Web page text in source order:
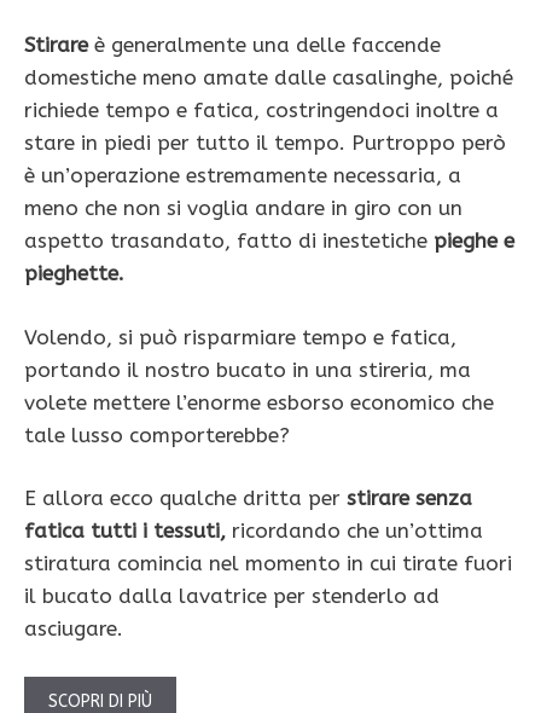
Stirareè generalmente una delle faccende
domestiche meno amate dalle casalinghe, poiché
richiede tempo e fatica, costringendoci inoltre a
stare in piedi per tutto il tempo. Purtroppo però
è un’operazione estremamente necessaria, a
meno che non si voglia andare in giro con un
aspetto trasandato, fatto di inestetiche pieghe e
pieghette.
Volendo, si può risparmiare tempo e fatica,
portando il nostro bucato in una stireria, ma
volete mettere l’enorme esborso economico che
tale lusso comporterebbe?
E allora ecco qualche dritta per stirare senza
fatica tutti i tessuti, ricordando che un’ottima
stiratura comincia nel momento in cui tirate fuori
il bucato dalla lavatrice per stenderlo ad
asciugare.
SCOPRI DI PIÙ